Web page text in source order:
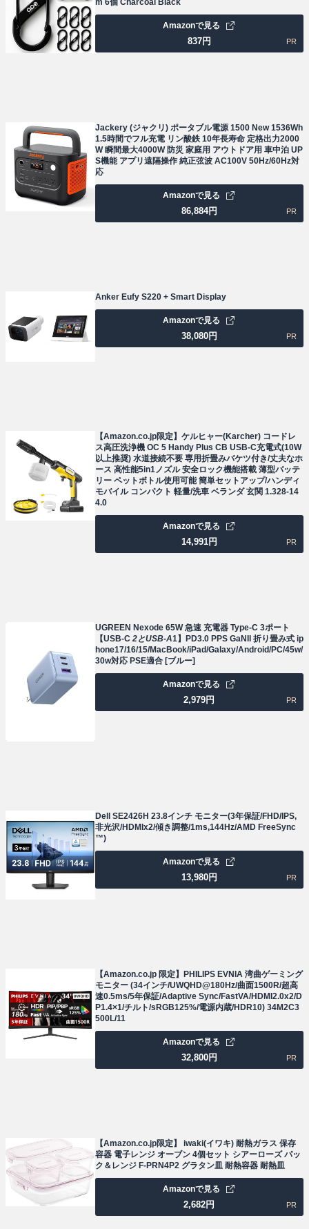
m 6個 Charcoal Black
837円
Amazonで見る
PR
Jackery (ジャクリ) ポータブル電源 1500 New 1536Wh
1.5時間でフル充電 リン酸鉄 10年長寿命 定格出力2000
W 瞬間最大4000W 防災 家庭用 アウトドア用 車中泊 UP
S機能 アプリ遠隔操作 純正弦波 AC100V 50Hz/60Hz対
応
86,884円
Amazonで見る
PR
Anker Eufy S220 + Smart Display
38,080円
Amazonで見る
PR
【Amazon.co.jp限定】ケルヒャー(Karcher) コードレ
ス高圧洗浄機 OC 5 Handy Plus CB USB-C充電式(10W
以上推奨) 水道接続不要 専用折畳みバケツ付き/丈夫なホ
ース 高性能5in1ノズル 安全ロック機能搭載 薄型バッテ
リー ペットボトル使用可能 簡単セットアップ/ハンディ
モバイル コンパクト 軽量/洗車 ベランダ 玄関 1.328-14
4.0
14,991円
Amazonで見る
PR
UGREEN Nexode 65W 急速 充電器 Type-C 3ポート
【USB-C 2とUSB-A1】PD3.0 PPS GaNII 折り畳み式 ip
hone17/16/15/MacBook/iPad/Galaxy/Android/PC/45w/
30w対応 PSE適合 [ブルー]
2,979円
Amazonで見る
PR
Dell SE2426H 23.8インチ モニター(3年保証/FHD/IPS,
非光沢/HDMIx2/傾き調整/1ms,144Hz/AMD FreeSync
™)
13,980円
Amazonで見る
PR
【Amazon.co.jp 限定】PHILIPS EVNIA 湾曲ゲーミング
モニター (34インチ/UWQHD@180Hz/曲面1500R/超高
速0.5ms/5年保証/Adaptive Sync/FastVA/HDMI2.0x2/D
P1.4×1/チルト/sRGB125%/電源内蔵/HDR10) 34M2C3
500L/11
32,800円
Amazonで見る
PR
【Amazon.co.jp限定】 iwaki(イワキ) 耐熱ガラス 保存
容器 電子レンジ オーブン 4個セット シアーローズ パッ
ク＆レンジ F-PRN4P2 グラタン皿 耐熱容器 耐熱皿
2,682円
Amazonで見る
PR